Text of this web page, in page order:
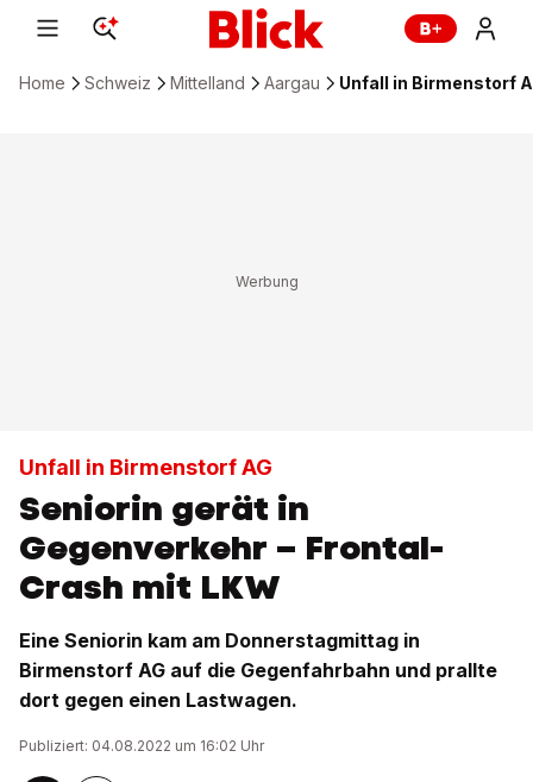
Home Schweiz Mittelland Aargau Unfall in Birmenstorf
Unfall in Birmenstorf AG
Seniorin gerät in
Gegenverkehr – Frontal-
Crash mit LKW
Eine Seniorin kam am Donnerstagmittag in
Birmenstorf AG auf die Gegenfahrbahn und prallte
dort gegen einen Lastwagen.
Publiziert: 04.08.2022 um 16:02 Uhr